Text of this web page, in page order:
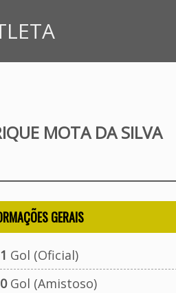
MOTA DA SILVA
GERAIS
1 Gol (Oficial)
0Gol (Amistoso)